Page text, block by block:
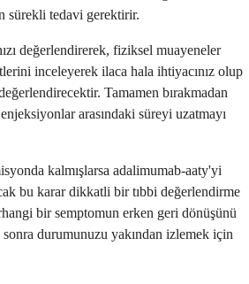
sürekli tedavi gerektirir.
değerlendirerek, fiziksel muayeneler
inceleyerek ilaca hala ihtiyacınız olup
Tamamen bırakmadan
arasındaki süreyi uzatmayı
kalmışlarsa adalimumab-aaty'yi
bu karar dikkatli bir tıbbi değerlendirme
bir semptomun erken geri dönüşünü
durumunuzu yakından izlemek için